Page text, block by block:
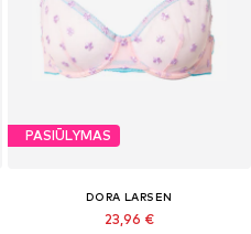
PASIŪLYMAS
DORA LARSEN
23,96 €